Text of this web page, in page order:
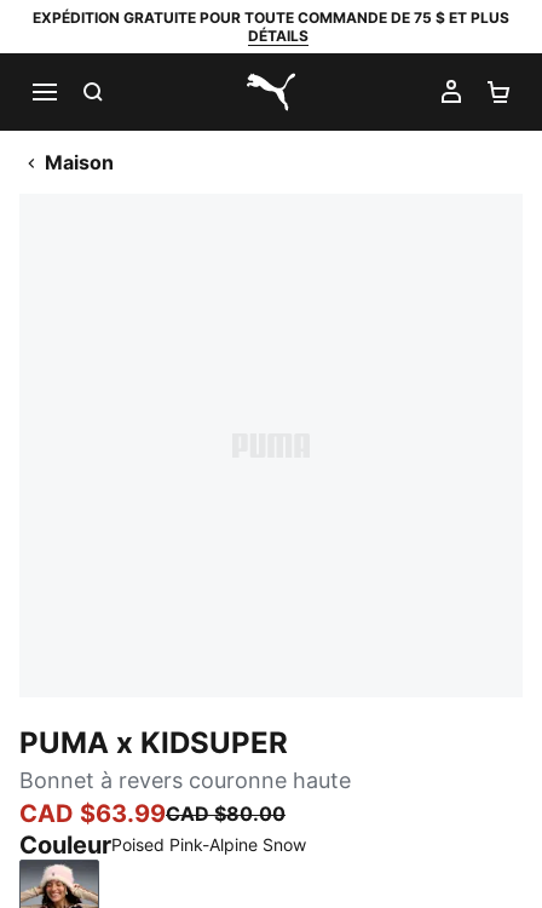
EXPÉDITION GRATUITE POUR TOUTE COMMANDE DE 75 $ ET PLUS
DÉTAILS
PUMA.com
MON
Maison
PUMA x KIDSUPER
Bonnet à revers couronne haute
CAD $63.99CAD $80.00
CouleurPoised Pink-Alpine Snow